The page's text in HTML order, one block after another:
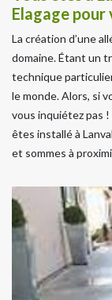
Elagage pour
La création d’une
domaine. Étant un
technique
le monde. Alors, si
vous inquiétez pas !
êtes installé à
et sommes à